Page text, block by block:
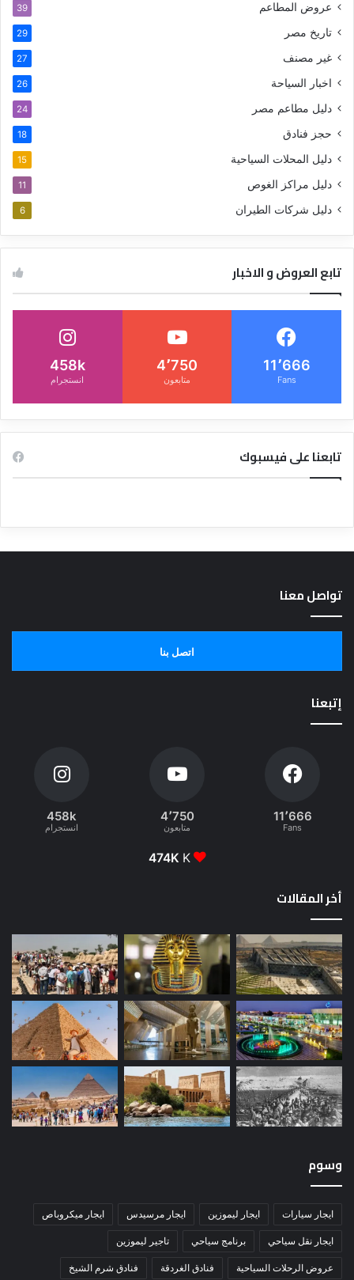
عروض المطاعم 39
تاريخ مصر 29
غير مصنف 27
اخبار السياحة 26
دليل مطاعم مصر 24
حجز فنادق 18
دليل المحلات السياحية 15
دليل مراكز الغوص 11
دليل شركات الطيران 6
تابع العروض و الاخبار
11٬666
Fans
4٬750
متابعون
458k
انستجرام
تابعنا على فيسبوك
تواصل معنا
اتصل بنا
إتبعنا
11٬666
Fans
4٬750
متابعون
458k
انستجرام
474K K
أخر المقالات
وسوم
ايجار سيارات ايجار ليموزين ايجار مرسيدس ايجار ميكروباص
ايجار نقل سياحي برنامج سياحي تاجير ليموزين
عروض الرحلات السياحية فنادق الغردقة فنادق شرم الشيخ